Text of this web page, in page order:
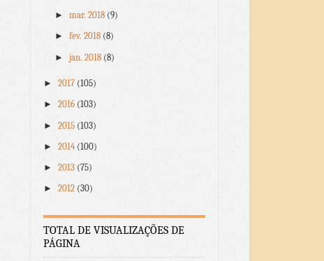
► mar. 2018 (9)
► fev. 2018 (8)
► jan. 2018 (8)
►2017 (105)
►2016 (103)
►2015 (103)
►2014 (100)
►2013 (75)
►2012 (30)
TOTAL DE VISUALIZAÇÕES DE
PÁGINA